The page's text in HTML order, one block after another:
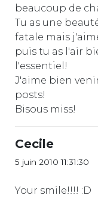
beaucoup de
Tu as une
fatale mais
puis tu as l'air
l'essentiel!
J'aime bien
posts!
Bisous miss!
Cecile
5 juin 2010 11:31:30
Your smile!!!! :D